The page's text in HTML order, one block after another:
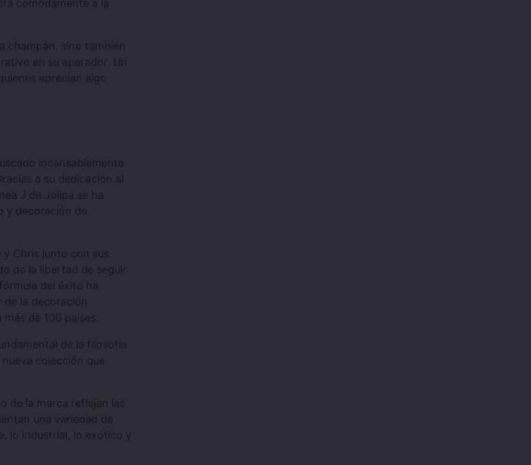
cómodamente a la
champán, sino también
en su aparador. Un
aprecian algo
incansablemente
a su dedicación al
J de Jolipa se ha
y decoración de
Chris junto con sus
de la libertad de seguir
del éxito ha
la decoración
de 100 países.
de la filosofía
colección que
de la marca reflejan las
una variedad de
lo industrial, lo exótico y